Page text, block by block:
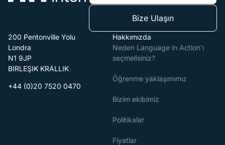
Bize Ulaşın
200 Pentonville Yolu
Londra
N1 9JP
BIRLEŞIK KRALLIK
+44 (0)20 7520 0470
Hakkımızda
Neden Language in Action'ı
seçmelisiniz?
Öğrenme yaklaşımımız
Bizim ekibimiz
Politikalar
Fiyatlar